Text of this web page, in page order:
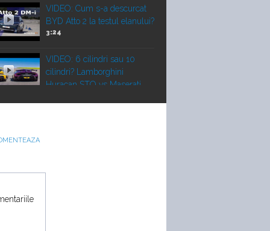
VIDEO: Cum s-a descurcat
BYD Atto 2 la testul elanului?
3:24
VIDEO: 6 cilindri sau 10
cilindri? Lamborghini
Huracan STO vs Maserati